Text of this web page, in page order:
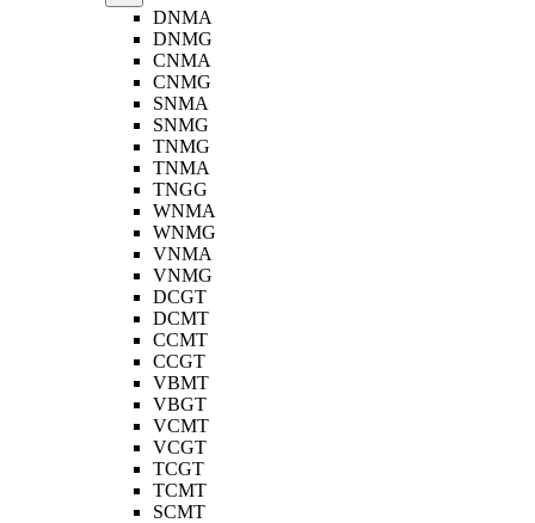
DNMA
DNMG
CNMA
CNMG
SNMA
SNMG
TNMG
TNMA
TNGG
WNMA
WNMG
VNMA
VNMG
DCGT
DCMT
CCMT
CCGT
VBMT
VBGT
VCMT
VCGT
TCGT
TCMT
SCMT